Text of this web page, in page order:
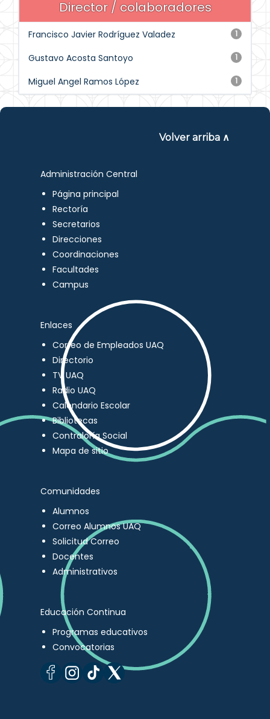
Director / colaboradores
1
Francisco Javier Rodríguez Valadez
1
Gustavo Acosta Santoyo
1
Miguel Angel Ramos López
Volver arriba ∧
Administración Central
Página principal
Rectoría
Secretarios
Direcciones
Coordinaciones
Facultades
Campus
Enlaces
Correo de Empleados UAQ
Directorio
TV UAQ
Radio UAQ
Calendario Escolar
Bibliotecas
Contraloría Social
Mapa de sitio
Comunidades
Alumnos
Correo Alumnos UAQ
Solicitud Correo
Docentes
Administrativos
Educación Continua
Programas educativos
Convocatorias